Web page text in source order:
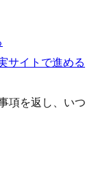
サイトで進める
項を返し、いつ